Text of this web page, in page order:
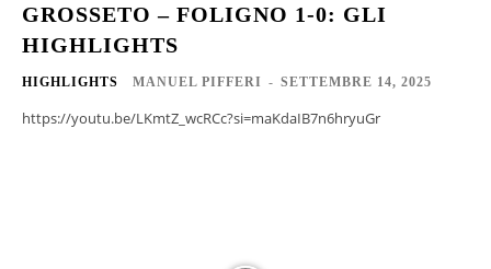
GROSSETO – FOLIGNO 1-0: GLI
HIGHLIGHTS
HIGHLIGHTS MANUEL PIFFERI - SETTEMBRE 14, 2025
https://youtu.be/LKmtZ_wcRCc?si=maKdaIB7n6hryuGr